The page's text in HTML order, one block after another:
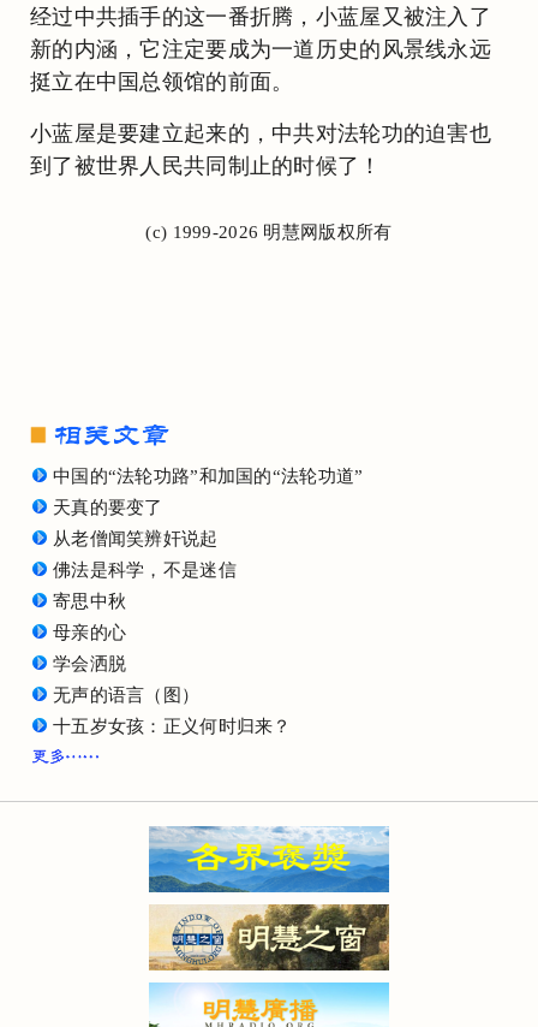
经过中共插手的这一番折腾，小蓝屋又被注入了
新的内涵，它注定要成为一道历史的风景线永远
挺立在中国总领馆的前面。
小蓝屋是要建立起来的，中共对法轮功的迫害也
到了被世界人民共同制止的时候了！
(c) 1999-2026 明慧网版权所有
中国的“法轮功路”和加国的“法轮功道”
天真的要变了
从老僧闻笑辨奸说起
佛法是科学，不是迷信
寄思中秋
母亲的心
学会洒脱
无声的语言（图）
十五岁女孩：正义何时归来？